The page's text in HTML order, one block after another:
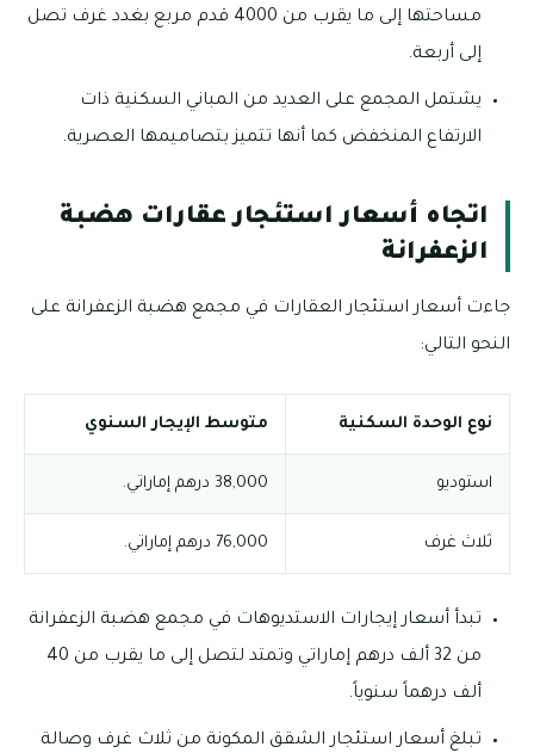
مساحتها إلى ما يقرب من 4000 قدم مربع بغدد غرف تصل
إلى أربعة.
يشتمل المجمع على العديد من المباني السكنية ذات
الارتفاع المنخفض كما أنها تتميز بتصاميمها العصرية.
اتجاه أسعار استئجار عقارات هضبة
الزعفرانة
جاءت أسعار استئجار العقارات في مجمع هضبة الزعفرانة على
النحو التالي:
نوع الوحدة السكنية متوسط الإيجار السنوي
استوديو 38,000 درهم إماراتي.
ثلاث غرف 76,000 درهم إماراتي.
تبدأ أسعار إيجارات الاستديوهات في مجمع هضبة الزعفرانة
من 32 ألف درهم إماراتي وتمتد لتصل إلى ما يقرب من 40
ألف درهماً سنوياً.
تبلغ أسعار استئجار الشقق المكونة من ثلاث غرف وصالة